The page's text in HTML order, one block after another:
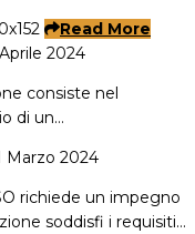
Read More
2024
consiste nel
di un…
Marzo 2024
richiede un impegno
soddisfi i requisiti…